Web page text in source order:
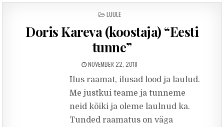
POSTED IN
LUULE
Doris Kareva (koostaja) “Eesti
tunne”
PUBLISHED DATE:
NOVEMBER 22, 2018
Ilus raamat, ilusad lood ja laulud.
Me justkui teame ja tunneme
neid kõiki ja oleme laulnud ka.
Tunded raamatus on väga